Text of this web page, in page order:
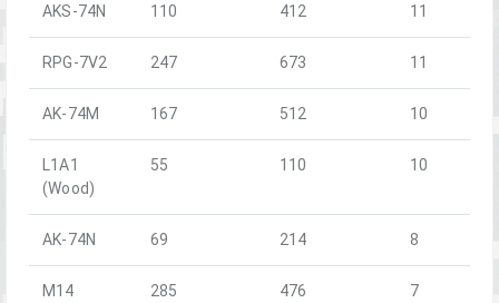
AKS-74N 110 412 11
RPG-7V2 247 673 11
AK-74M 167 512 10
L1A1
(Wood)
55 110 10
AK-74N 69 214 8
M14 285 476 7